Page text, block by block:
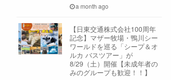
a month ago
【日東交通株式会社100周年
記念】マザー牧場・鴨川シー
ワールドを巡る「シープ＆オ
ルカ バスツアー」が
8/29（土）開催【未成年者の
みのグループも歓迎！！】